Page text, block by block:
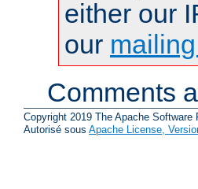
either our
our
Comments
Copyright 2019 The Apache Software
Autorisé sous Apache License,